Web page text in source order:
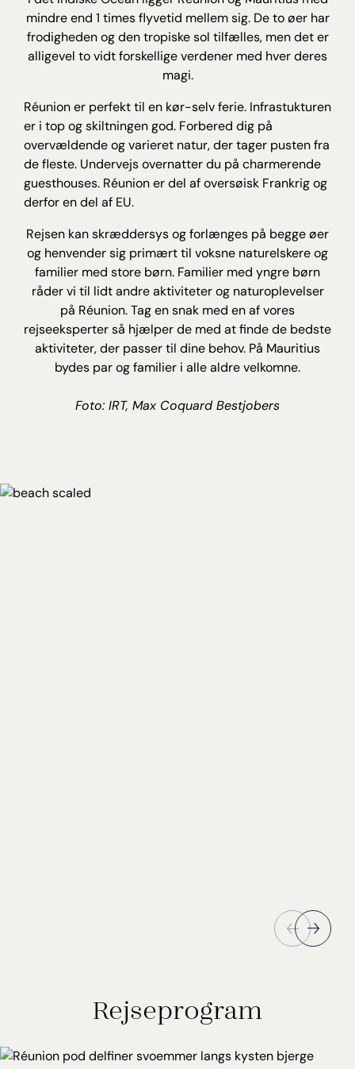
mindre end 1 times flyvetid mellem sig. De to øer har
frodigheden og den tropiske sol tilfælles, men det er
alligevel to vidt forskellige verdener med hver deres
magi.
Réunion er perfekt til en kør-selv ferie. Infrastukturen
er i top og skiltningen god. Forbered dig på
overvældende og varieret natur, der tager pusten fra
de fleste. Undervejs overnatter du på charmerende
guesthouses. Réunion er del af oversøisk Frankrig og
derfor en del af EU.
Rejsen kan skræddersys og forlænges på begge øer
og henvender sig primært til voksne naturelskere og
familier med store børn. Familier med yngre børn
råder vi til lidt andre aktiviteter og naturoplevelser
på Réunion. Tag en snak med en af vores
rejseeksperter så hjælper de med at finde de bedste
aktiviteter, der passer til dine behov. På Mauritius
bydes par og familier i alle aldre velkomne.
Foto: IRT, Max Coquard Bestjobers
Rejseprogram